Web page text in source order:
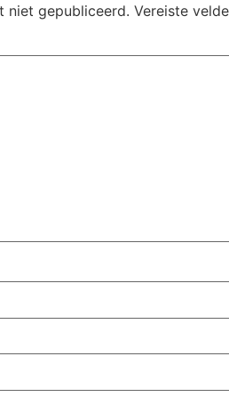
niet gepubliceerd. Vereiste